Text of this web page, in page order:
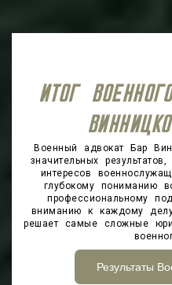
ИТОГ
Военный адвокат Бар
значительных
интересов
глубокому пониманию
профессиональному
вниманию к каждому
решает самые сложные
Результаты